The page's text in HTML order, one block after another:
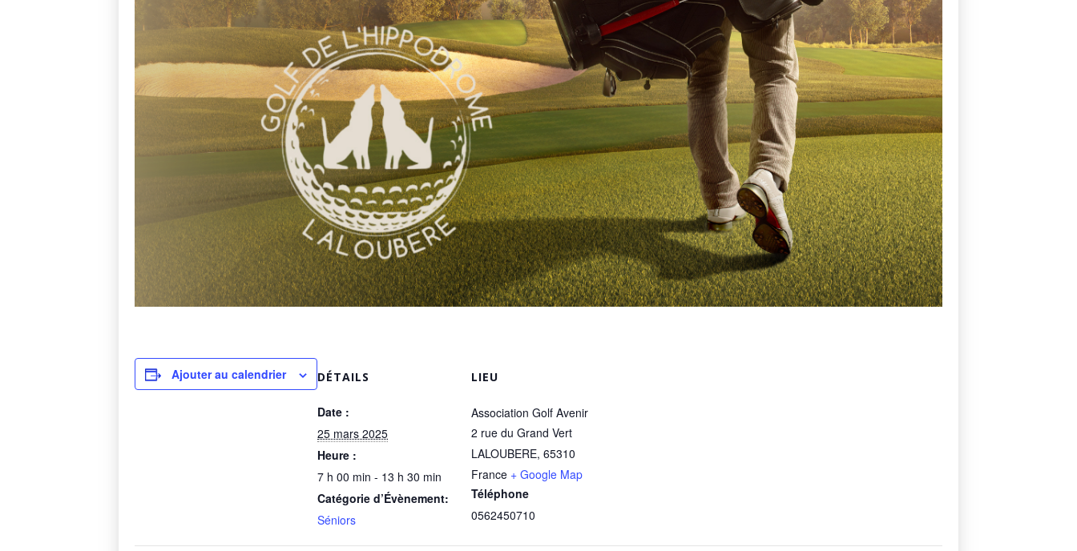
Ajouter au calendrier DÉTAILS
Date :
25 mars 2025
Heure :
7 h 00 min - 13 h 30 min
Catégorie d’Évènement:
Séniors
LIEU
Association Golf Avenir
2 rue du Grand Vert
LALOUBERE, 65310
France + Google Map
Téléphone
0562450710